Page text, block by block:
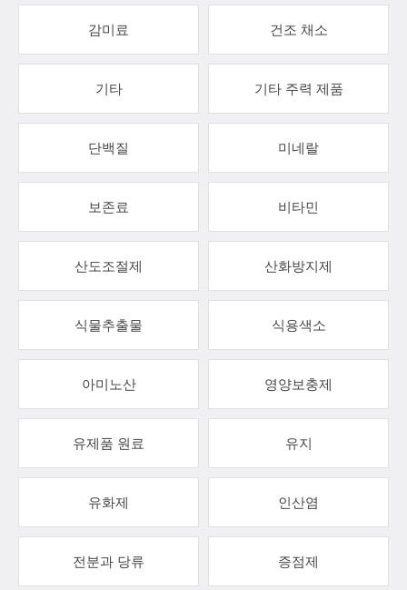
감미료 건조 채소
기타 기타 주력 제품
단백질 미네랄
보존료 비타민
산도조절제 산화방지제
식물추출물 식용색소
아미노산 영양보충제
유제품 원료 유지
유화제 인산염
전분과 당류 증점제